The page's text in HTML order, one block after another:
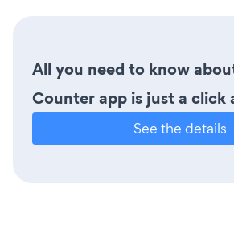
All you need to know
Counter app is just a click
See the details